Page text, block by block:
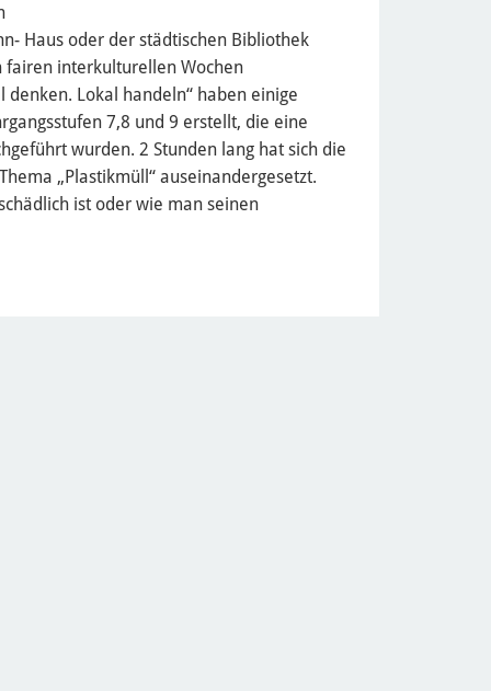
Haus oder der städtischen Bibliothek
fairen interkulturellen Wochen
Lokal handeln“ haben einige
7,8 und 9 erstellt, die eine
wurden. 2 Stunden lang hat sich die
„Plastikmüll“ auseinandergesetzt.
ist oder wie man seinen